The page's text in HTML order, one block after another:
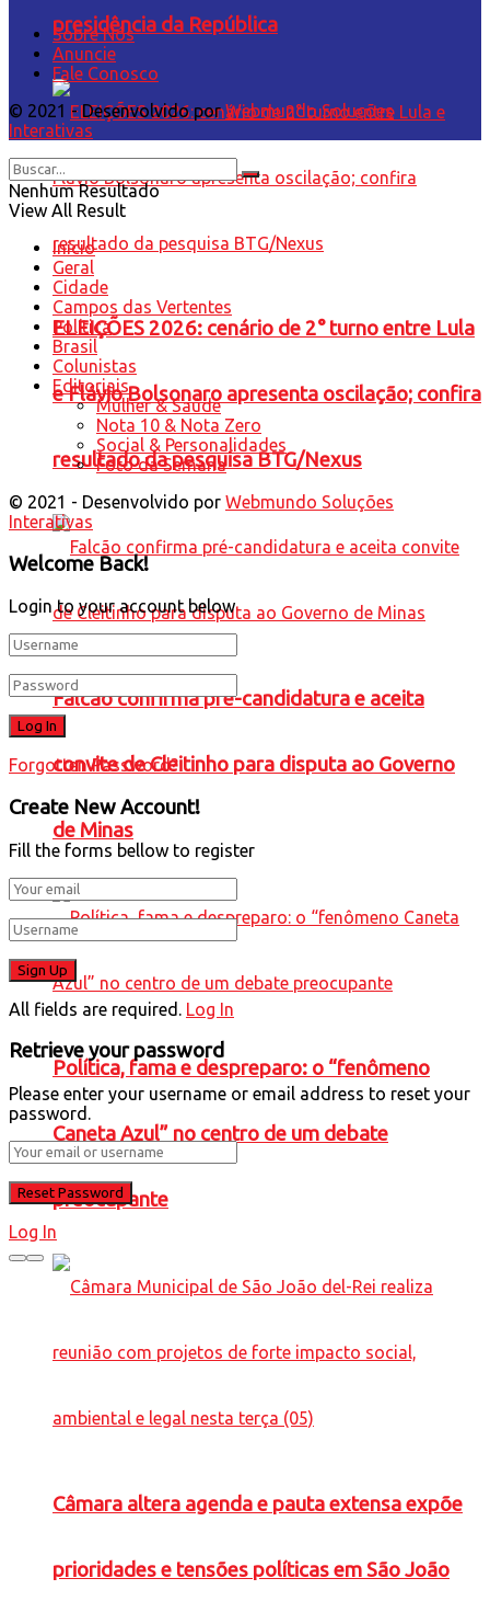
presidência da República
ELEIÇÕES 2026: cenário de 2° turno entre Lula
e Flávio Bolsonaro apresenta oscilação; confira
resultado da pesquisa BTG/Nexus
Falcão confirma pré-candidatura e aceita
convite de Cleitinho para disputa ao Governo
de Minas
Política, fama e despreparo: o “fenômeno
Caneta Azul” no centro de um debate
preocupante
Câmara altera agenda e pauta extensa expõe
prioridades e tensões políticas em São João
Sobre Nós
Anuncie
Fale Conosco
© 2021 - Desenvolvido porWebmundo Soluções
Interativas
Nenhum Resultado
View All Result
Início
Geral
Cidade
Campos das Vertentes
Política
Brasil
Colunistas
Editoriais
Mulher & Saúde
Nota 10 & Nota Zero
Social & Personalidades
Foto da Semana
© 2021 - Desenvolvido por Webmundo Soluções
Interativas
Welcome Back!
Login to your account below
Forgotten Password?
Create New Account!
Fill the forms bellow to register
All fields are required. Log In
Retrieve your password
Please enter your username or email address to reset your
password.
Log In